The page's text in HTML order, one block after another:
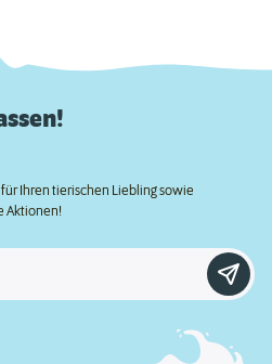
für Ihren tierischen Liebling sowie
Aktionen!